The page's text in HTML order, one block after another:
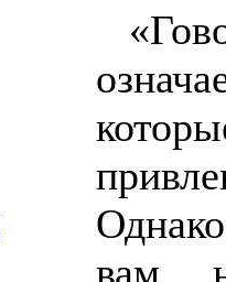
вам